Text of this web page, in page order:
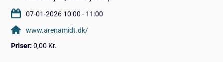
07-01-2026 10:00 - 11:00
www.arenamidt.dk/
Priser: 0,00 Kr.